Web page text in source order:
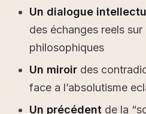
Un dialogue
des échanges reels
philosophiques
Un miroir des
face a l’absolutisme
Un précédent de la